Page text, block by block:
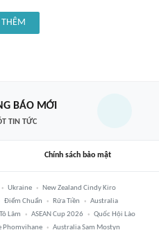
BÁO MỚI
TIN TỨC
Chính sách bảo mật
Ukraine
New Zealand Cindy Kiro
Điểm Chuẩn Rửa Tiền
Australia
Tô Lâm ASEAN Cup 2026
Quốc Hội Lào
Phomvihane Australia Sam Mostyn